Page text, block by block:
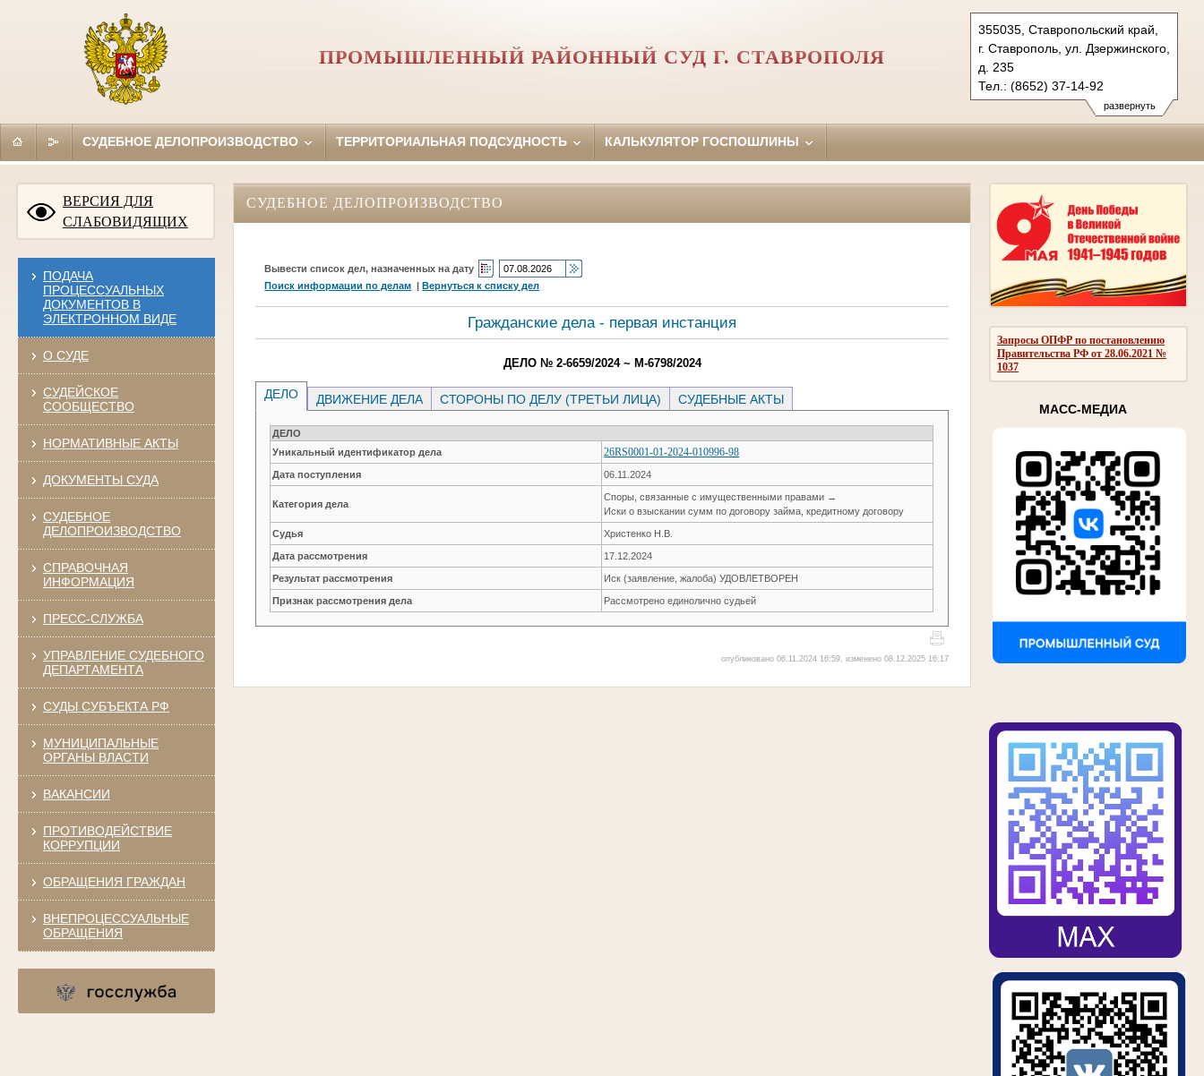
развернуть
355035, Ставропольский край,
г. Ставрополь, ул. Дзержинского,
д. 235
Тел.: (8652) 37-14-92
promyshleny.stv@sudrf.ru
ПРОМЫШЛЕННЫЙ РАЙОННЫЙ СУД Г. СТАВРОПОЛЯ
СУДЕБНОЕ ДЕЛОПРОИЗВОДСТВО ТЕРРИТОРИАЛЬНАЯ ПОДСУДНОСТЬ КАЛЬКУЛЯТОР ГОСПОШЛИНЫ
ВЕРСИЯ ДЛЯ
СЛАБОВИДЯЩИХ
ПОДАЧА
ПРОЦЕССУАЛЬНЫХ
ДОКУМЕНТОВ В
ЭЛЕКТРОННОМ ВИДЕ
О СУДЕ
СУДЕЙСКОЕ
СООБЩЕСТВО
НОРМАТИВНЫЕ АКТЫ
ДОКУМЕНТЫ СУДА
СУДЕБНОЕ
ДЕЛОПРОИЗВОДСТВО
СПРАВОЧНАЯ
ИНФОРМАЦИЯ
ПРЕСС-СЛУЖБА
УПРАВЛЕНИЕ СУДЕБНОГО
ДЕПАРТАМЕНТА
СУДЫ СУБЪЕКТА РФ
МУНИЦИПАЛЬНЫЕ
ОРГАНЫ ВЛАСТИ
ВАКАНСИИ
ПРОТИВОДЕЙСТВИЕ
КОРРУПЦИИ
ОБРАЩЕНИЯ ГРАЖДАН
ВНЕПРОЦЕССУАЛЬНЫЕ
ОБРАЩЕНИЯ
Запросы ОПФР по постановлению
Правительства РФ от 28.06.2021 №
1037
МАСС-МЕДИА
СУДЕБНОЕ ДЕЛОПРОИЗВОДСТВО
Вывести список дел, назначенных на дату
Поиск информации по делам |Вернуться к списку дел
Гражданские дела - первая инстанция
ДЕЛО № 2-6659/2024 ~ М-6798/2024
ДЕЛО ДВИЖЕНИЕ ДЕЛА СТОРОНЫ ПО ДЕЛУ (ТРЕТЬИ ЛИЦА) СУДЕБНЫЕ АКТЫ
ДЕЛО
Уникальный идентификатор дела
26RS0001-01-2024-010996-98
Дата поступления 06.11.2024
Категория дела
Споры, связанные с имущественными правами →
Иски о взыскании сумм по договору займа, кредитному договору
Судья Христенко Н.В.
Дата рассмотрения 17.12.2024
Результат рассмотрения Иск (заявление, жалоба) УДОВЛЕТВОРЕН
Признак рассмотрения дела Рассмотрено единолично судьей
опубликовано 06.11.2024 16:59, изменено 08.12.2025 16:17